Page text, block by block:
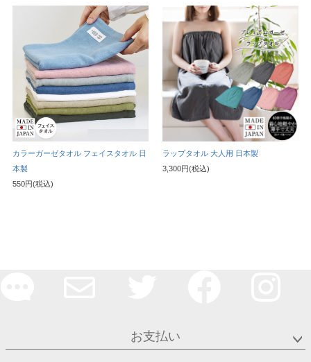
カラーガーゼタオル フェイスタオル 日
本製
550円(税込)
ラップタオル 大人用 日本製
3,300円(税込)
お支払い